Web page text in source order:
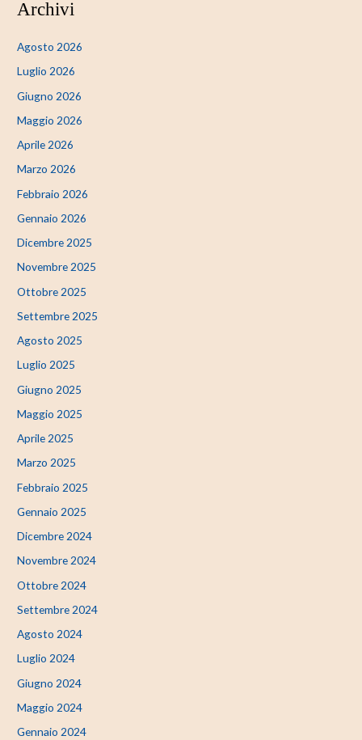
Archivi
Agosto 2026
Luglio 2026
Giugno 2026
Maggio 2026
Aprile 2026
Marzo 2026
Febbraio 2026
Gennaio 2026
Dicembre 2025
Novembre 2025
Ottobre 2025
Settembre 2025
Agosto 2025
Luglio 2025
Giugno 2025
Maggio 2025
Aprile 2025
Marzo 2025
Febbraio 2025
Gennaio 2025
Dicembre 2024
Novembre 2024
Ottobre 2024
Settembre 2024
Agosto 2024
Luglio 2024
Giugno 2024
Maggio 2024
Gennaio 2024